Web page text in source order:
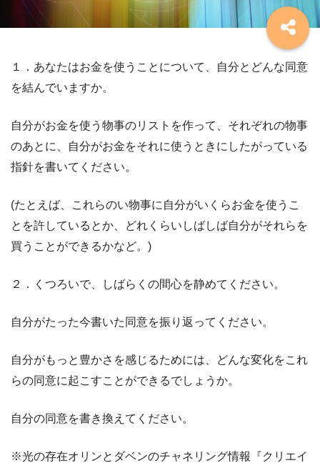
１．あなたはお金を使うことについて、自分とどんな同意
を結んでいますか。
自分がお金を使う物事のリストを作って、それぞれの物事
のあとに、自分がお金をそれに使うときにしたがっている
指針を書いてください。
(たとえば、これらのい物事に自分がいくらお金を使うこ
とを許しているとか、どれくらいしばしば自分がそれらを
買うことができるかなど。)
２．くつろいで、しばらくの間心を静めてください。
自分がたった今書いた同意を振り返ってください。
自分がもっと豊かさを感じるためには、どんな変化をこれ
らの同意に起こすことができるでしょうか。
自分の同意を書き換えてください。
※光の存在オリンとダベンのチャネリング情報『クリエイ